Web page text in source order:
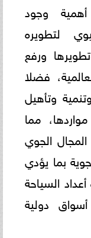
وجود
لتطويره
ورفع
فضلا
وتأهيل
مما
الجوي
بما يؤدي
السياحة
دولية